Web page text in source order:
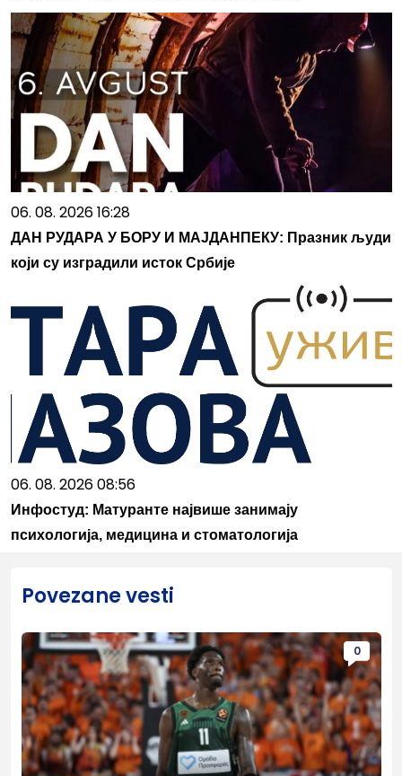
06. 08. 2026 16:28
ДАН РУДАРА У БОРУ И МАЈДАНПЕКУ: Празник људи
који су изградили исток Србије
06. 08. 2026 08:56
Инфостуд: Матуранте највише занимају
психологија, медицина и стоматологија
Povezane vesti
0